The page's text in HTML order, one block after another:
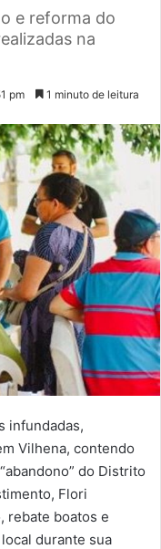
e reforma do
na
pm 1 minuto de leitura
infundadas,
Vilhena, contendo
do Distrito
Flori
rebate boatos e
durante sua